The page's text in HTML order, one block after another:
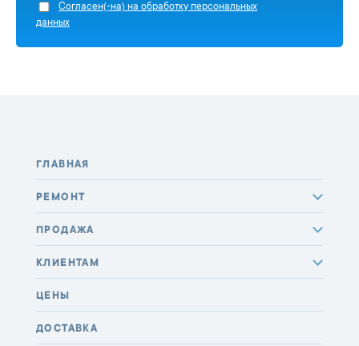
Cогласен(-на) на обработку персональных
данных
ГЛАВНАЯ
РЕМОНТ
ПРОДАЖА
КЛИЕНТАМ
ЦЕНЫ
ДОСТАВКА